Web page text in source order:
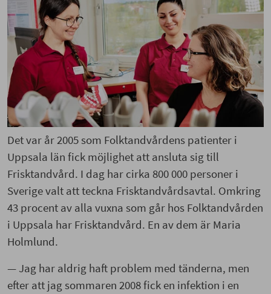
Det var år 2005 som Folktandvårdens patienter i
Uppsala län fick möjlighet att ansluta sig till
Frisktandvård. I dag har cirka 800 000 personer i
Sverige valt att teckna Frisktandvårdsavtal. Omkring
43 procent av alla vuxna som går hos Folktandvården
i Uppsala har Frisktandvård. En av dem är Maria
Holmlund.
— Jag har aldrig haft problem med tänderna, men
efter att jag sommaren 2008 fick en infektion i en